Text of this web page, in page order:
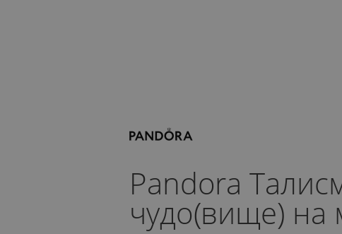
Pandora
чудо(вище) на